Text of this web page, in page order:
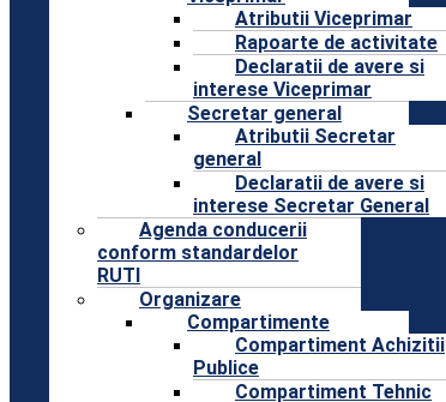
Atributii Viceprimar
Rapoarte de activitate
Declaratii de avere si
interese Viceprimar
Secretar general
Atributii Secretar
general
Declaratii de avere si
interese Secretar General
Agenda conducerii
conform standardelor
RUTI
Organizare
Compartimente
Compartiment Achizitii
Publice
Compartiment Tehnic